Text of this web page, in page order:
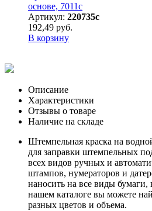
основе, 7011с
Артикул: 220735с
192,49 руб.
В корзину
Описание
Характеристики
Отзывы о товаре
Наличие на складе
Штемпельная краска на
для заправки штемпельных
всех видов ручных и
штампов, нумераторов и
наносить на все виды бумаги,
нашем каталоге вы можете
разных цветов и объема.